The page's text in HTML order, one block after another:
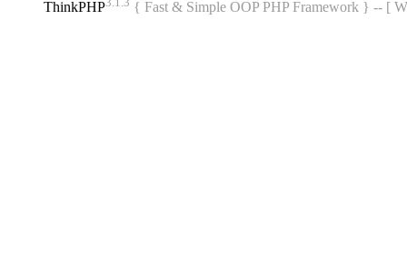
ThinkPHP { Fast & Simple OOP PHP Framework } -- [